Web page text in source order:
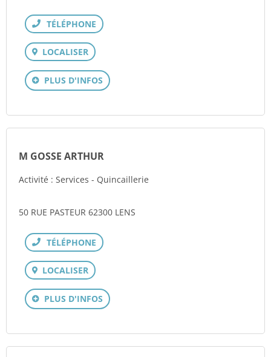
Téléphone
LOCALISER
PLUS D'INFOS
M GOSSE ARTHUR
Activité : Services - Quincaillerie
50 RUE PASTEUR 62300 LENS
Téléphone
LOCALISER
PLUS D'INFOS